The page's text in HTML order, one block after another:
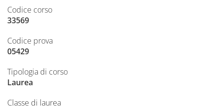
Codice corso
33569
Codice prova
05429
Tipologia di corso
Laurea
Classe di laurea